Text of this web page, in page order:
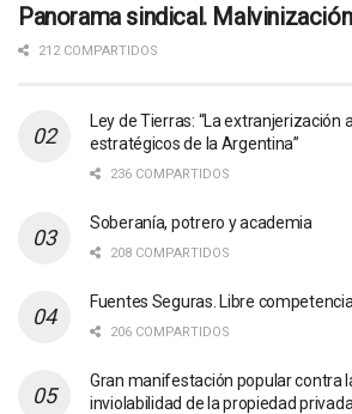
Panorama sindical. Malvinización
212 COMPARTIDOS
Ley de Tierras: “La
estratégicos de la Argentina”
236 COMPARTIDOS
Soberanía, potrero y academia
208 COMPARTIDOS
Fuentes Seguras. Libre
206 COMPARTIDOS
Gran manifestación popular contra
inviolabilidad de la propiedad